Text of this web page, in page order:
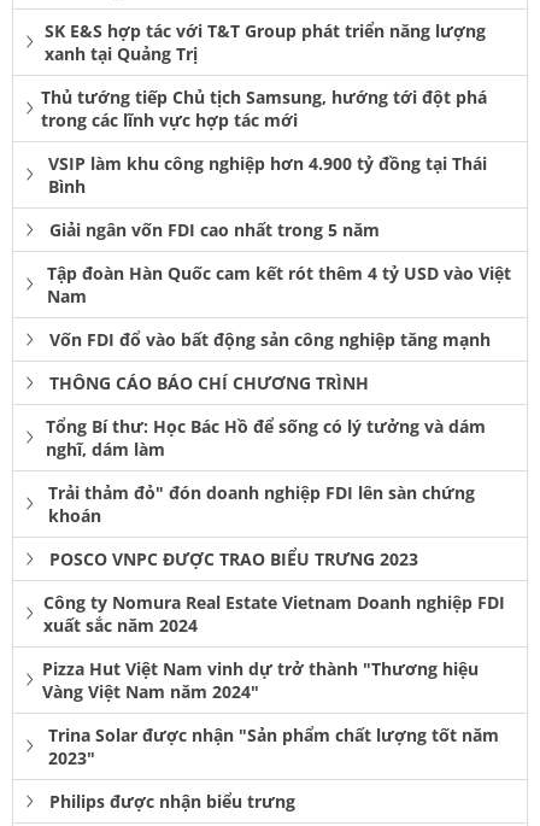
SK E&S hợp tác với T&T Group phát triển năng lượng
xanh tại Quảng Trị
Thủ tướng tiếp Chủ tịch Samsung, hướng tới đột phá
trong các lĩnh vực hợp tác mới
VSIP làm khu công nghiệp hơn 4.900 tỷ đồng tại Thái
Bình
Giải ngân vốn FDI cao nhất trong 5 năm
Tập đoàn Hàn Quốc cam kết rót thêm 4 tỷ USD vào Việt
Nam
Vốn FDI đổ vào bất động sản công nghiệp tăng mạnh
THÔNG CÁO BÁO CHÍ CHƯƠNG TRÌNH
Tổng Bí thư: Học Bác Hồ để sống có lý tưởng và dám
nghĩ, dám làm
Trải thảm đỏ" đón doanh nghiệp FDI lên sàn chứng
khoán
POSCO VNPC ĐƯỢC TRAO BIỂU TRƯNG 2023
Công ty Nomura Real Estate Vietnam Doanh nghiệp FDI
xuất sắc năm 2024
Pizza Hut Việt Nam vinh dự trở thành "Thương hiệu
Vàng Việt Nam năm 2024"
Trina Solar được nhận "Sản phẩm chất lượng tốt năm
2023"
Philips được nhận biểu trưng